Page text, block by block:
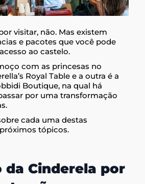
visitar, não. Mas existem
e pacotes que você pode
ao castelo.
com as princesas no
Royal Table e a outra é a
Boutique, na qual há
por uma transformação
cada uma destas
tópicos.
da Cinderela por